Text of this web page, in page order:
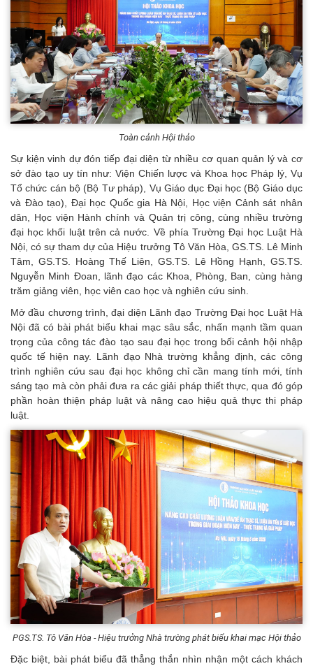
Toàn cảnh Hội thảo
Sự kiện vinh dự đón tiếp đại diện từ nhiều cơ quan quản lý và cơ
sở đào tạo uy tín như: Viện Chiến lược và Khoa học Pháp lý, Vụ
Tổ chức cán bộ (Bộ Tư pháp), Vụ Giáo dục Đại học (Bộ Giáo dục
và Đào tạo), Đại học Quốc gia Hà Nội, Học viện Cảnh sát nhân
dân, Học viện Hành chính và Quản trị công, cùng nhiều trường
đại học khối luật trên cả nước. Về phía Trường Đại học Luật Hà
Nội, có sự tham dự của Hiệu trưởng Tô Văn Hòa, GS.TS. Lê Minh
Tâm, GS.TS. Hoàng Thế Liên, GS.TS. Lê Hồng Hạnh, GS.TS.
Nguyễn Minh Đoan, lãnh đạo các Khoa, Phòng, Ban, cùng hàng
trăm giảng viên, học viên cao học và nghiên cứu sinh.
Mở đầu chương trình, đại diện Lãnh đạo Trường Đại học Luật Hà
Nội đã có bài phát biểu khai mạc sâu sắc, nhấn mạnh tầm quan
trọng của công tác đào tạo sau đại học trong bối cảnh hội nhập
quốc tế hiện nay. Lãnh đạo Nhà trường khẳng định, các công
trình nghiên cứu sau đại học không chỉ cần mang tính mới, tính
sáng tạo mà còn phải đưa ra các giải pháp thiết thực, qua đó góp
phần hoàn thiện pháp luật và nâng cao hiệu quả thực thi pháp
luật.
PGS.TS. Tô Văn Hòa - Hiệu trưởng Nhà trường phát biểu khai mạc Hội thảo
Đặc biệt, bài phát biểu đã thẳng thắn nhìn nhận một cách khách